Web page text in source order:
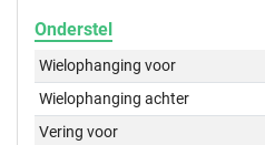
Onderstel
Wielophanging voor
Wielophanging achter
Vering voor